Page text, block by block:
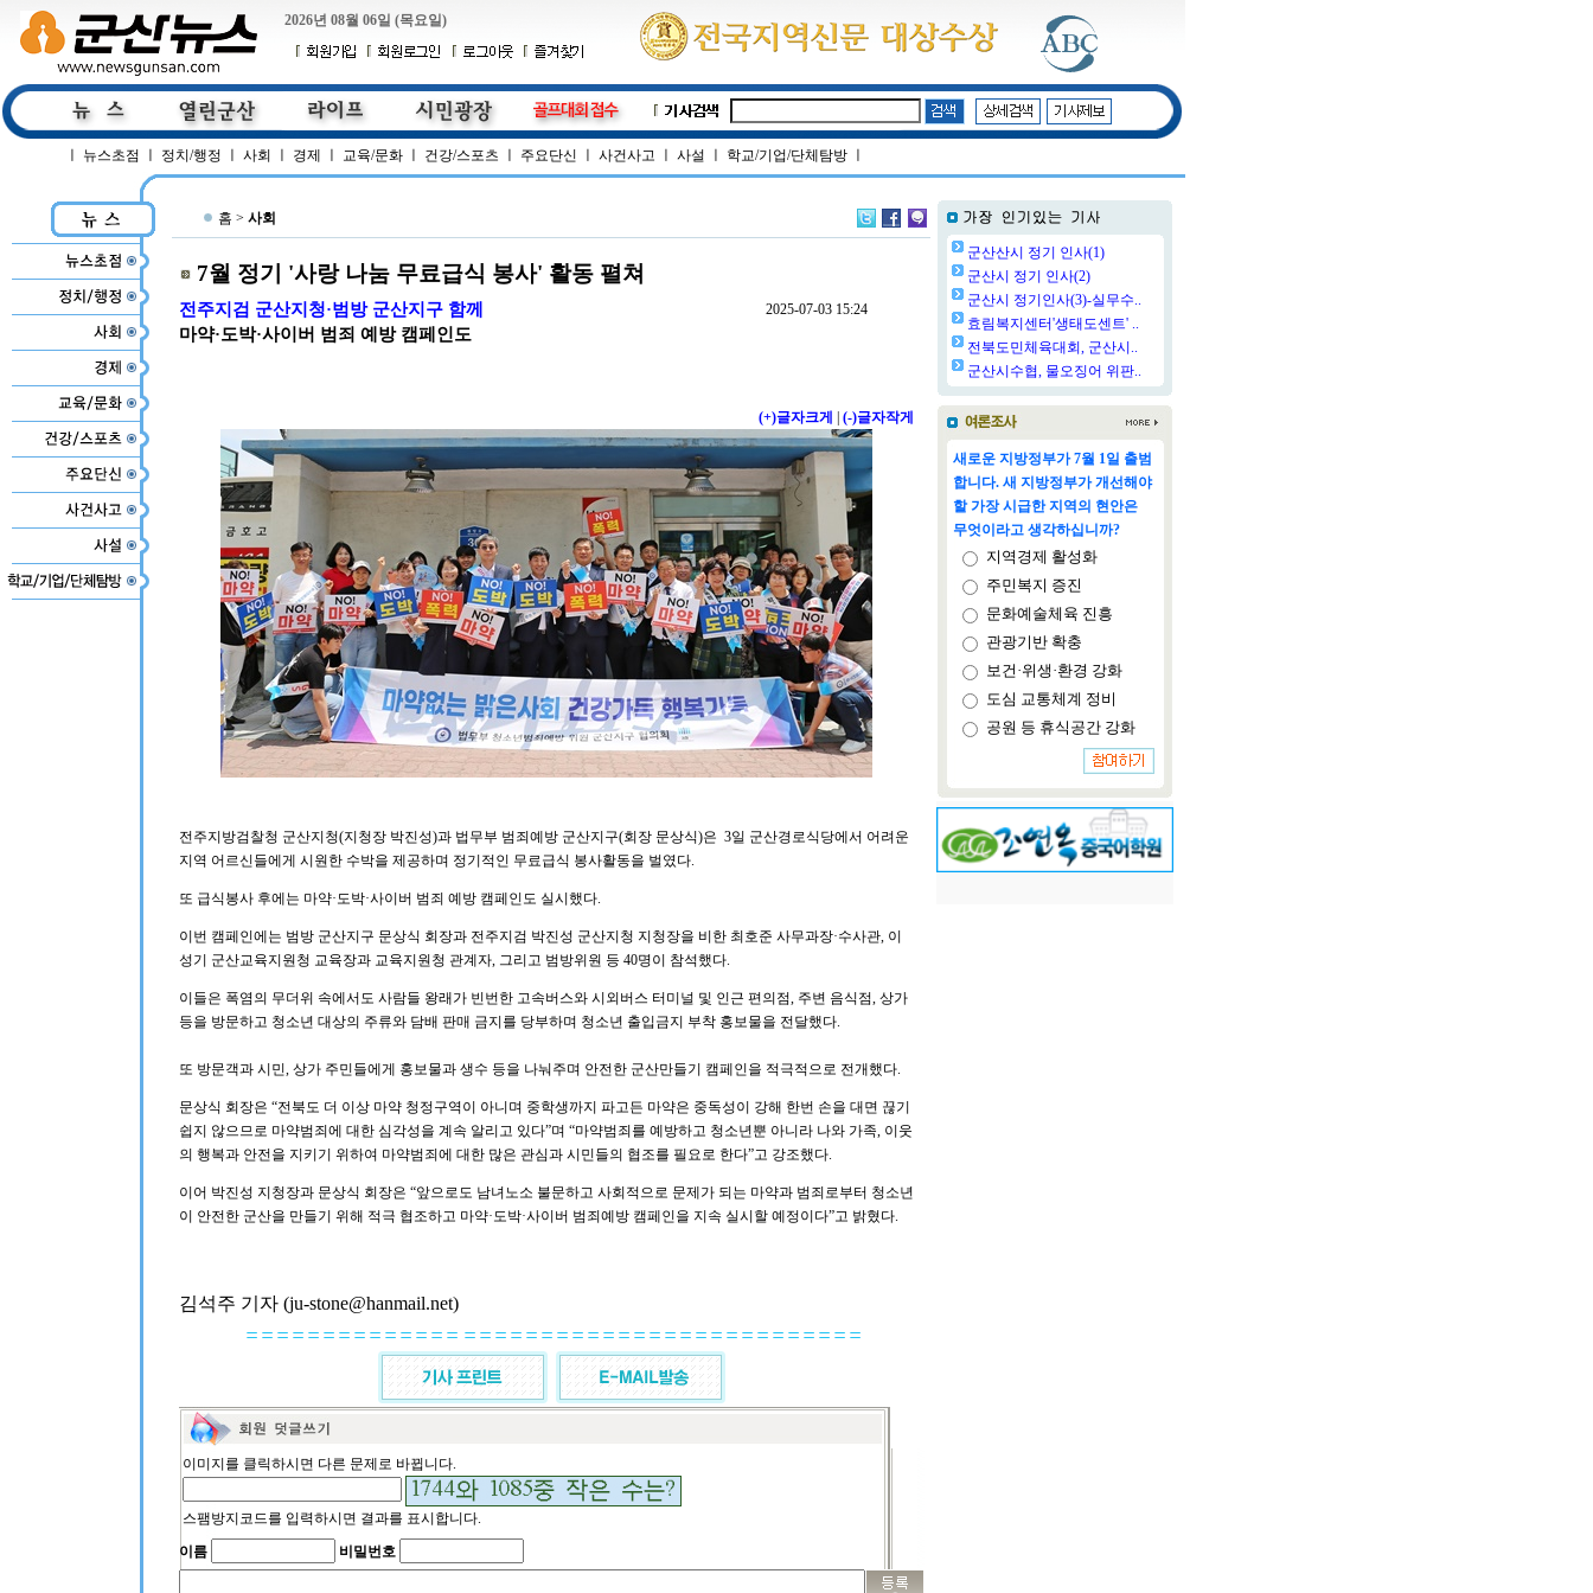
2026년 08월 06일 (목요일)
뉴스초점 정치/행정 사회 경제 교육/문화 건강/스포츠 주요단신 사건사고 사설 학교/기업/단체탐방
홈 > 사회
7월 정기 '사랑 나눔 무료급식 봉사' 활동 펼쳐
전주지검 군산지청·범방 군산지구 함께 2025-07-03 15:24
마약·도박·사이버 범죄 예방 캠페인도
(+)글자크게 (-)글자작게
전주지방검찰청 군산지청(지청장 박진성)과 법무부 범죄예방 군산지구(회장 문상식)은 3일 군산경로식당에서 어려운
지역 어르신들에게 시원한 수박을 제공하며 정기적인 무료급식 봉사활동을 벌였다.
또 급식봉사 후에는 마약·도박·사이버 범죄 예방 캠페인도 실시했다.
이번 캠페인에는 범방 군산지구 문상식 회장과 전주지검 박진성 군산지청 지청장을 비한 최호준 사무과장·수사관, 이
성기 군산교육지원청 교육장과 교육지원청 관계자, 그리고 범방위원 등 40명이 참석했다.
이들은 폭염의 무더위 속에서도 사람들 왕래가 빈번한 고속버스와 시외버스 터미널 및 인근 편의점, 주변 음식점, 상가
등을 방문하고 청소년 대상의 주류와 담배 판매 금지를 당부하며 청소년 출입금지 부착 홍보물을 전달했다.
또 방문객과 시민, 상가 주민들에게 홍보물과 생수 등을 나눠주며 안전한 군산만들기 캠페인을 적극적으로 전개했다.
문상식 회장은 “전북도 더 이상 마약 청정구역이 아니며 중학생까지 파고든 마약은 중독성이 강해 한번 손을 대면 끊기
쉽지 않으므로 마약범죄에 대한 심각성을 계속 알리고 있다”며 “마약범죄를 예방하고 청소년뿐 아니라 나와 가족, 이웃
의 행복과 안전을 지키기 위하여 마약범죄에 대한 많은 관심과 시민들의 협조를 필요로 한다”고 강조했다.
이어 박진성 지청장과 문상식 회장은 “앞으로도 남녀노소 불문하고 사회적으로 문제가 되는 마약과 범죄로부터 청소년
이 안전한 군산을 만들기 위해 적극 협조하고 마약·도박·사이버 범죄예방 캠페인을 지속 실시할 예정이다”고 밝혔다.
김석주 기자 (ju-stone@hanmail.net)
이미지를 클릭하시면 다른 문제로 바뀝니다.
스팸방지코드를 입력하시면 결과를 표시합니다.
이름
비밀번호
군산산시 정기 인사(1)
군산시 정기 인사(2)
군산시 정기인사(3)-실무수..
효림복지센터'생태도센트' ..
전북도민체육대회, 군산시..
군산시수협, 물오징어 위판..
새로운 지방정부가 7월 1일 출범
합니다. 새 지방정부가 개선해야
할 가장 시급한 지역의 현안은
무엇이라고 생각하십니까?
지역경제 활성화
주민복지 증진
문화예술체육 진흥
관광기반 확충
보건·위생·환경 강화
도심 교통체계 정비
공원 등 휴식공간 강화